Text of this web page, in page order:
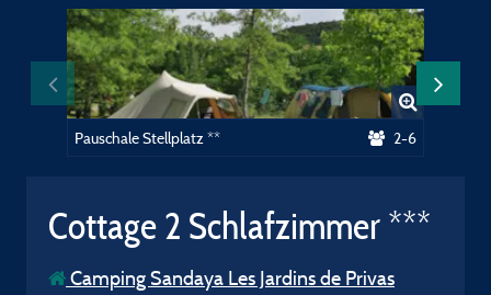
Pauschale Stellplatz ** 2-6
Cottage 2 Schlafzimmer ***
Camping Sandaya Les Jardins de Privas